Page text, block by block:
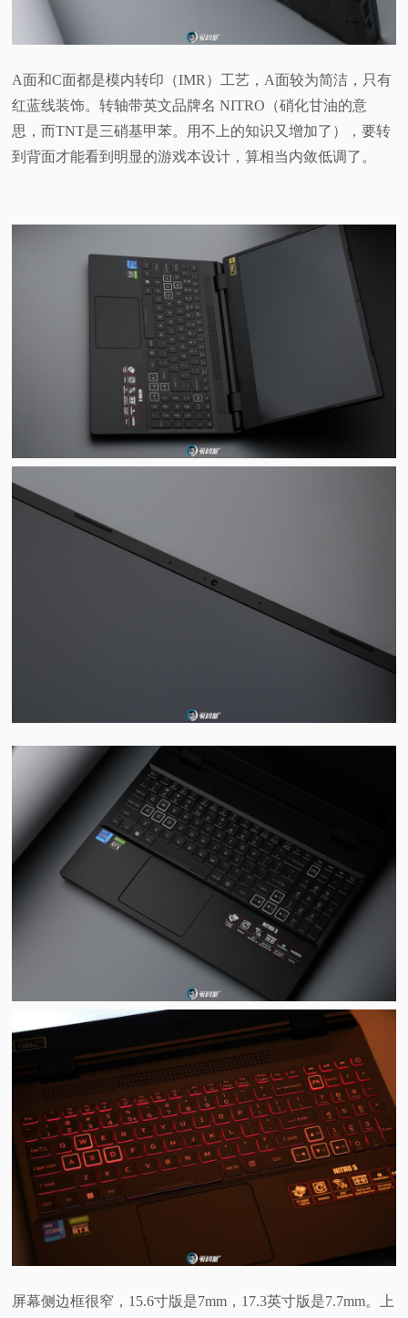
A面和C面都是模内转印（IMR）工艺，A面较为简洁，只有
红蓝线装饰。转轴带英文品牌名 NITRO（硝化甘油的意
思，而TNT是三硝基甲苯。用不上的知识又增加了），要转
到背面才能看到明显的游戏本设计，算相当内敛低调了。
屏幕侧边框很窄，15.6寸版是7mm，17.3英寸版是7.7mm。上